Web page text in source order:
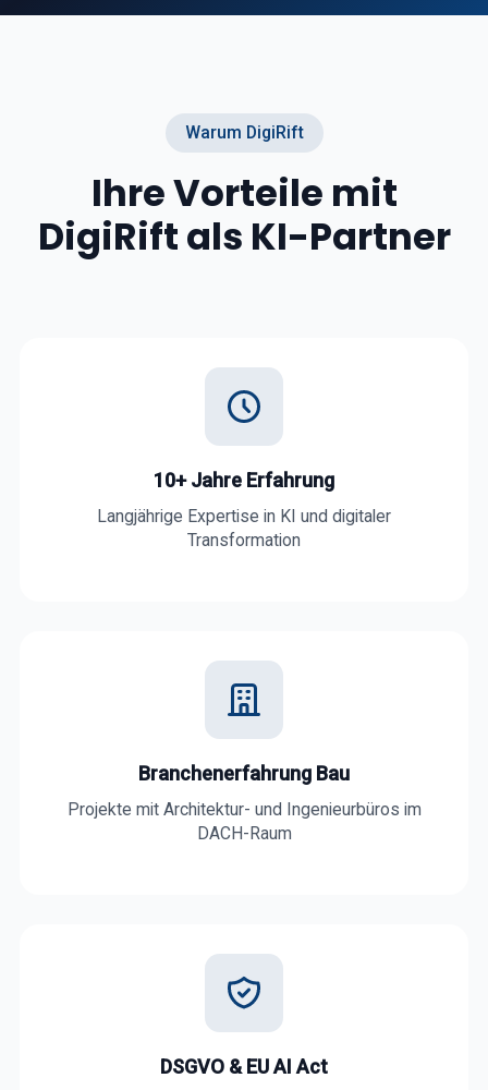
Warum DigiRift
Ihre Vorteile mit
DigiRift als KI-Partner
10+ Jahre Erfahrung
Langjährige Expertise in KI und digitaler
Transformation
Branchenerfahrung Bau
Projekte mit Architektur- und Ingenieurbüros im
DACH-Raum
DSGVO & EU AI Act